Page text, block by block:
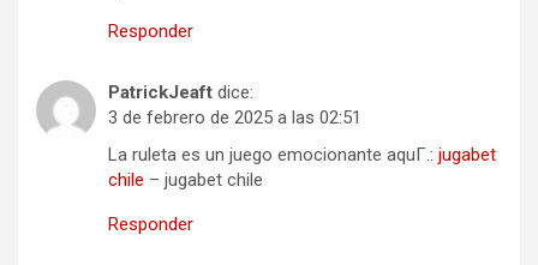
Responder
PatrickJeaft dice:
3 de febrero de 2025 a las 02:51
La ruleta es un juego emocionante aquГ­.: jugabet
chile – jugabet chile
Responder